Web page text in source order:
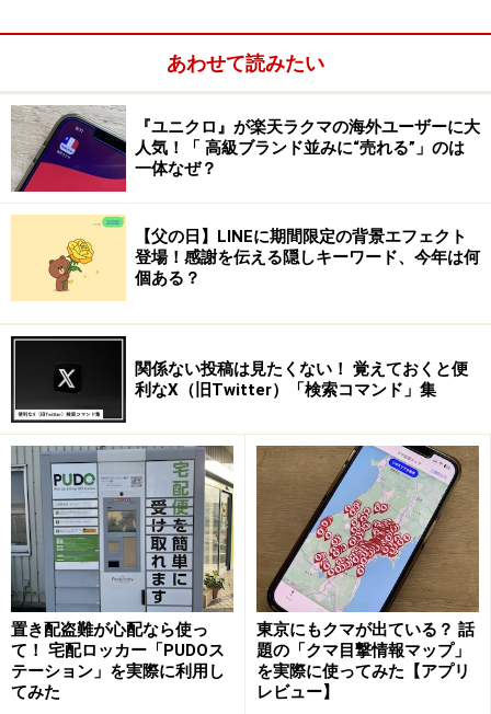
字幕が表示される
字幕を表示する方法（スマホの場合）
スマートフォン（スマホ）の場合も簡単です。画面上の
「CC」のアイコンを選択しましょう。
画面上の「CC」のアイコンを選択
すると、YouTubeの画面に字幕が表示されます。
あわせて読みたい
『ユニクロ』が楽天ラクマの海外ユーザーに大
人気！「 高級ブランド並みに“売れる”」のは
一体なぜ？
【父の日】LINEに期間限定の背景エフェクト
登場！感謝を伝える隠しキーワード、今年は何
個ある？
関係ない投稿は見たくない！ 覚えておくと便
利なX（旧Twitter）「検索コマンド」集
置き配盗難が心配なら使っ
て！ 宅配ロッカー「PUDOス
テーション」を実際に利用し
てみた
東京にもクマが出ている？ 話
題の「クマ目撃情報マップ」
を実際に使ってみた【アプリ
レビュー】